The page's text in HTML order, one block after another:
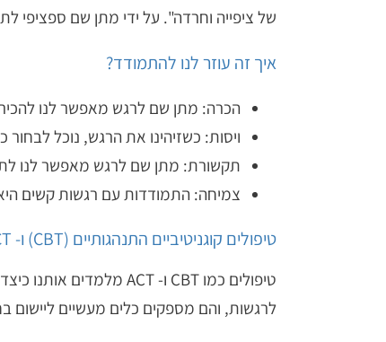
של ציפייה וחרדה". על ידי מתן שם ספציפי
איך זה עוזר לנו להתמודד?
הכרה: מתן שם לרגש מאפשר לנו להכיר
ויסות: כשזיהינו את הרגש, נוכל לבחור
תקשורת: מתן שם לרגש מאפשר לנו
צמיחה: התמודדות עם רגשות קשים
טיפולים קוגניטיביים התנהגותיים (CBT) ו- ACT
טיפולים כמו CBT ו- ACT
מלמדים אותנו
לרגשות, והם מספקים כלים מעשיים ליישום